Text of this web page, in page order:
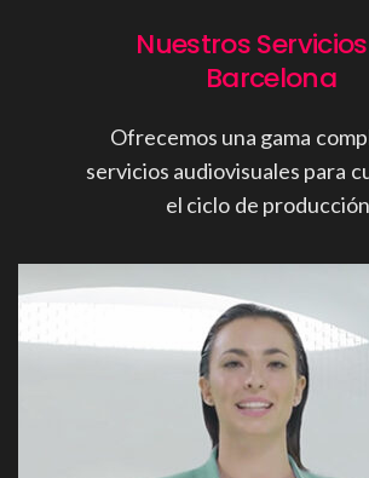
Nuestros
Barcelona
Ofrecemos una gama
servicios audiovisuales para
el ciclo de